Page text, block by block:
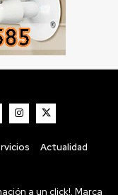
Actualidad
a un click!. Marca